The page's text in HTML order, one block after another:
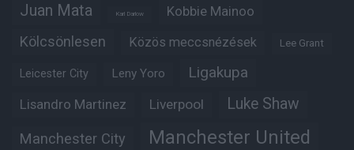
Juan Mata Karl Darlow Kobbie Mainoo
Kölcsönlesen Közös meccsnézések Lee Grant
Leicester City Leny Yoro Ligakupa
Lisandro Martinez Liverpool Luke Shaw
Manchester City Manchester United